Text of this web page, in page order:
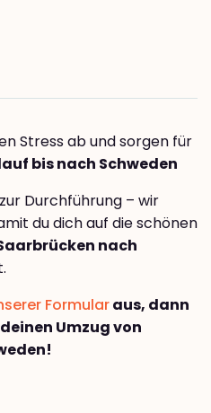
Stress ab und sorgen für
bis nach Schweden
Durchführung – wir
du dich auf die schönen
nach
Formularaus, dann
Umzug von